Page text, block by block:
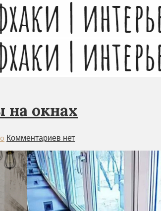
на окнах
Комментариев нет